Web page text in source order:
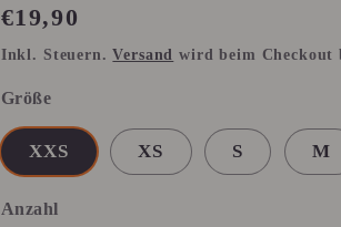
Normaler
Preis
€19,90
Inkl. Steuern.Versand wird beim Checkout
Größe
XXS XS S M
Anzahl
Anzahl